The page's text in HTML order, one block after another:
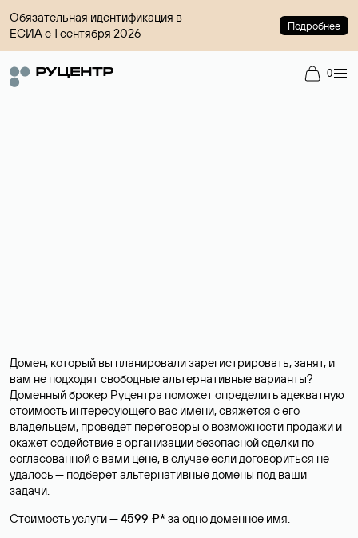
Обязательная идентификация в
ЕСИА с 1 сентября 2026
Подробнее
0
Домен, который вы планировали зарегистрировать, занят, и
вам не подходят свободные альтернативные варианты?
Доменный брокер Руцентра поможет определить адекватную
стоимость интересующего вас имени, свяжется с его
владельцем, проведет переговоры о возможности продажи и
окажет содействие в организации безопасной сделки по
согласованной с вами цене, в случае если договориться не
удалось — подберет альтернативные домены под ваши
задачи.
Стоимость услуги —4599 ₽*за одно доменное имя.